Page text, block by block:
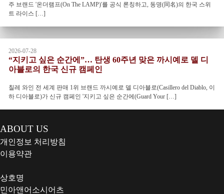
주 브랜드 '온더램프(On The LAMP)'를 공식 론칭하고, 동명(同名)의 한국 스위
트 라이스 […]
2026-07-28
“지키고 싶은 순간에”… 탄생 60주년 맞은 까시예로 델 디
아블로의 한국 신규 캠페인
칠레 와인 전 세계 판매 1위 브랜드 까시예로 델 디아블로(Casillero del Diablo, 이
하 디아블로)가 신규 캠페인 '지키고 싶은 순간에(Guard Your […]
ABOUT US
개인정보 처리방침
이용약관
상호명
민아앤어소시어츠